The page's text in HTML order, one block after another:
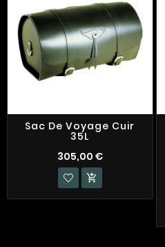
Sac De Voyage Cuir
35L
305,00 €
